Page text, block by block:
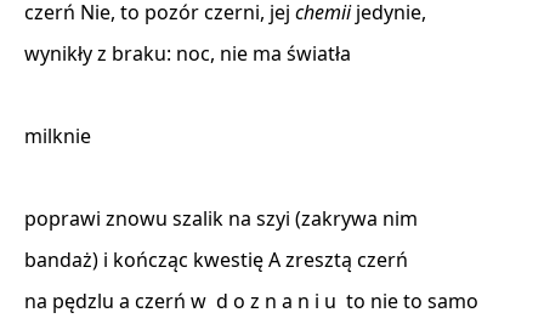
czerń Nie, to pozór czerni, jej chemii jedynie,
wynikły z braku: noc, nie ma światła
milknie
poprawi znowu szalik na szyi (zakrywa nim
bandaż) i kończąc kwestię A zresztą czerń
na pędzlu a czerń w  d o z n a n i u  to nie to samo